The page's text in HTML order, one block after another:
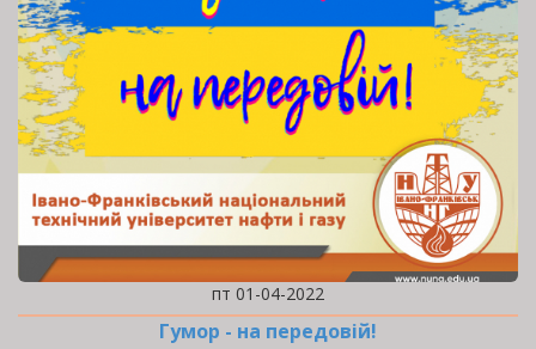
пт 01-04-2022
Гумор - на передовій!